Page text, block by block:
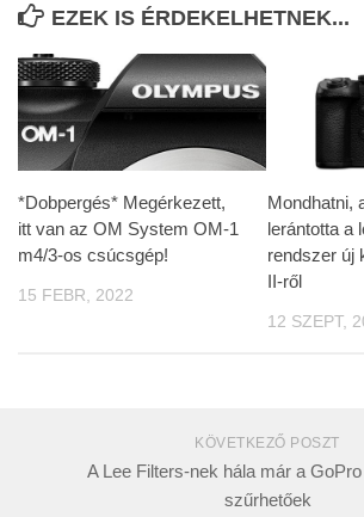
EZEK IS ÉRDEKELHETNEK...
*Dobpergés* Megérkezett,
itt van az OM System OM-1
m4/3-os csúcsgép!
15 FEBR, 2022
Mondhatni,
lerántotta a
rendszer új
II-ről
12 SZEPT,
KÖVETKEZŐ POSZT
A Lee Filters-nek hála már a
szűrhetőek